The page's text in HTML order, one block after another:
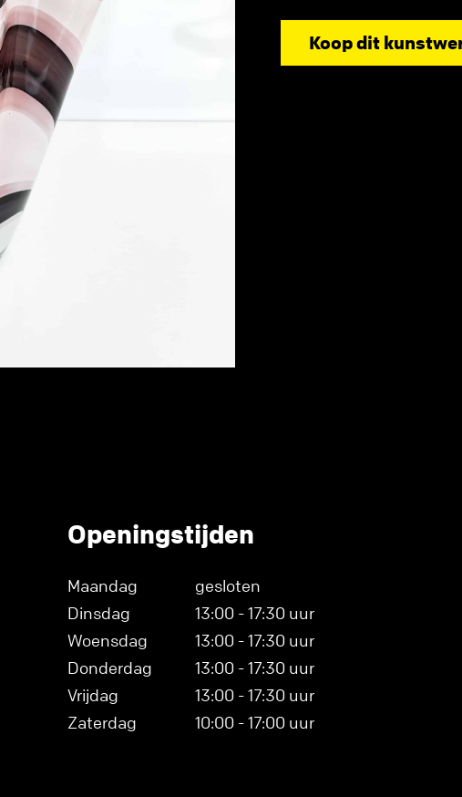
Koop dit
Openingstijden
Maandag
gesloten
Dinsdag
13:00 - 17:30 uur
Woensdag
13:00 - 17:30 uur
Donderdag
13:00 - 17:30 uur
Vrijdag
13:00 - 17:30 uur
Zaterdag
10:00 - 17:00 uur